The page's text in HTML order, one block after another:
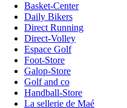
Basket-Center
Daily Bikers
Direct Running
Direct-Volley
Espace Golf
Foot-Store
Galop-Store
Golf and co
Handball-Store
La sellerie de Maé